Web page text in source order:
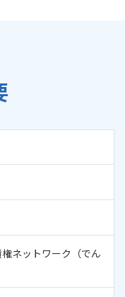
ネットワーク（でん